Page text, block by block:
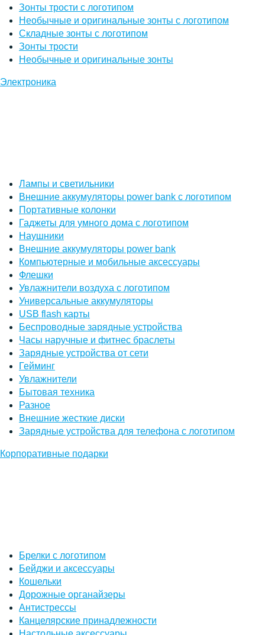
Зонты трости с логотипом
Необычные и оригинальные зонты с логотипом
Складные зонты с логотипом
Зонты трости
Необычные и оригинальные зонты
Электроника
Лампы и светильники
Внешние аккумуляторы power bank с логотипом
Портативные колонки
Гаджеты для умного дома с логотипом
Наушники
Внешние аккумуляторы power bank
Компьютерные и мобильные аксессуары
Флешки
Увлажнители воздуха с логотипом
Универсальные аккумуляторы
USB flash карты
Беспроводные зарядные устройства
Часы наручные и фитнес браслеты
Зарядные устройства от сети
Гейминг
Увлажнители
Бытовая техника
Разное
Внешние жесткие диски
Зарядные устройства для телефона с логотипом
Корпоративные подарки
Брелки с логотипом
Бейджи и аксессуары
Кошельки
Дорожные органайзеры
Антистрессы
Канцелярские принадлежности